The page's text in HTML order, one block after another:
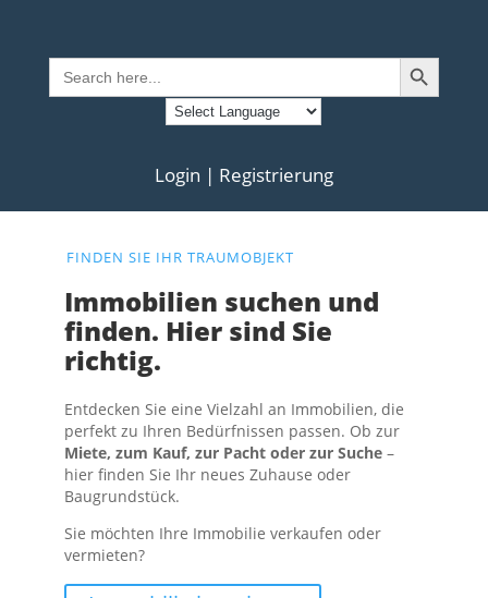
Search
for:
Search Button
Login | Registrierung
FINDEN SIE IHR TRAUMOBJEKT
Immobilien suchen und
finden. Hier sind Sie
richtig.
Entdecken Sie eine Vielzahl an Immobilien, die
perfekt zu Ihren Bedürfnissen passen. Ob zur
Miete, zum Kauf, zur Pacht oder zur Suche–
hier finden Sie Ihr neues Zuhause oder
Baugrundstück.
Sie möchten Ihre Immobilie verkaufen oder
vermieten?